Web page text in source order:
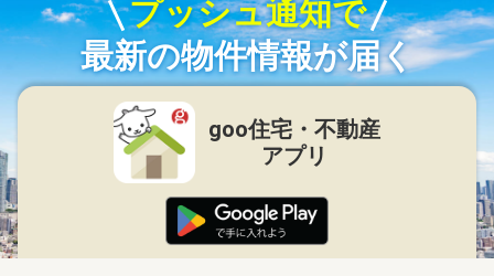
プッシュ通知で
最新の物件情報が届く
goo住宅・不動産
アプリ